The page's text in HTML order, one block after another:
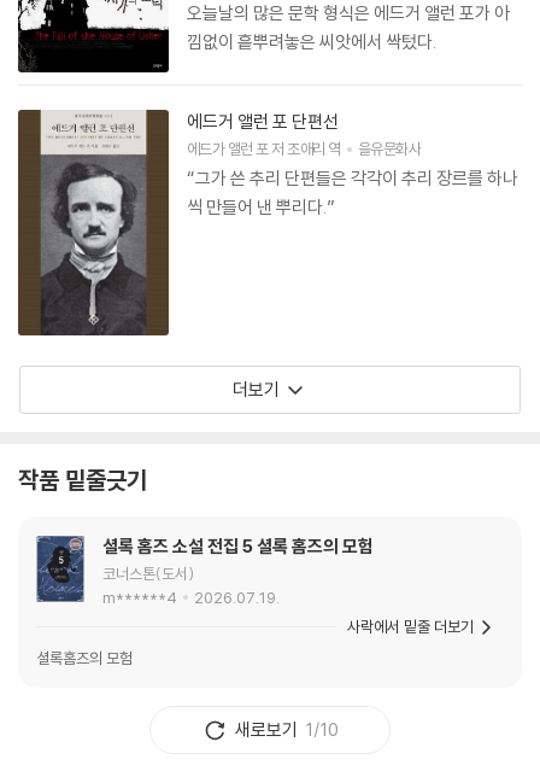
오늘날의 많은 문학 형식은 에드거 앨런 포가 아
낌없이 흩뿌려놓은 씨앗에서 싹텄다.
에드거 앨런 포 단편선
에드가 앨런 포저조애리 역 을유문화사
“그가 쓴 추리 단편들은 각각이 추리 장르를 하나
씩 만들어 낸 뿌리다.”
더보기
작품 밑줄긋기
셜록 홈즈 소설 전집 5 셜록 홈즈의 모험
코너스톤(도서)
m******4
2026.07.19.
셜록홈즈의 모험
사락에서 밑줄 더보기
새로보기 1/10